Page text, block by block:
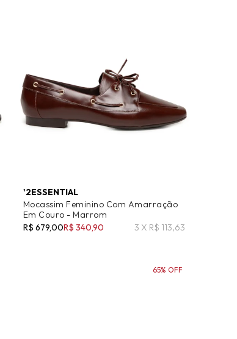
'2ESSENTIAL
Mocassim Feminino Com Amarração
Em Couro - Marrom
R$ 679,00R$ 340,90 3 X R$ 113,63
65% OFF